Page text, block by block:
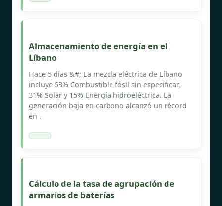
Almacenamiento de energía en el
Líbano
Hace 5 días &#; La mezcla eléctrica de Líbano
incluye 53% Combustible fósil sin especificar,
31% Solar y 15% Energía hidroeléctrica. La
generación baja en carbono alcanzó un récord
en .
Cálculo de la tasa de agrupación de
armarios de baterías